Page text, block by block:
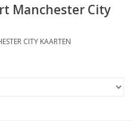
Manchester City
CITY KAARTEN